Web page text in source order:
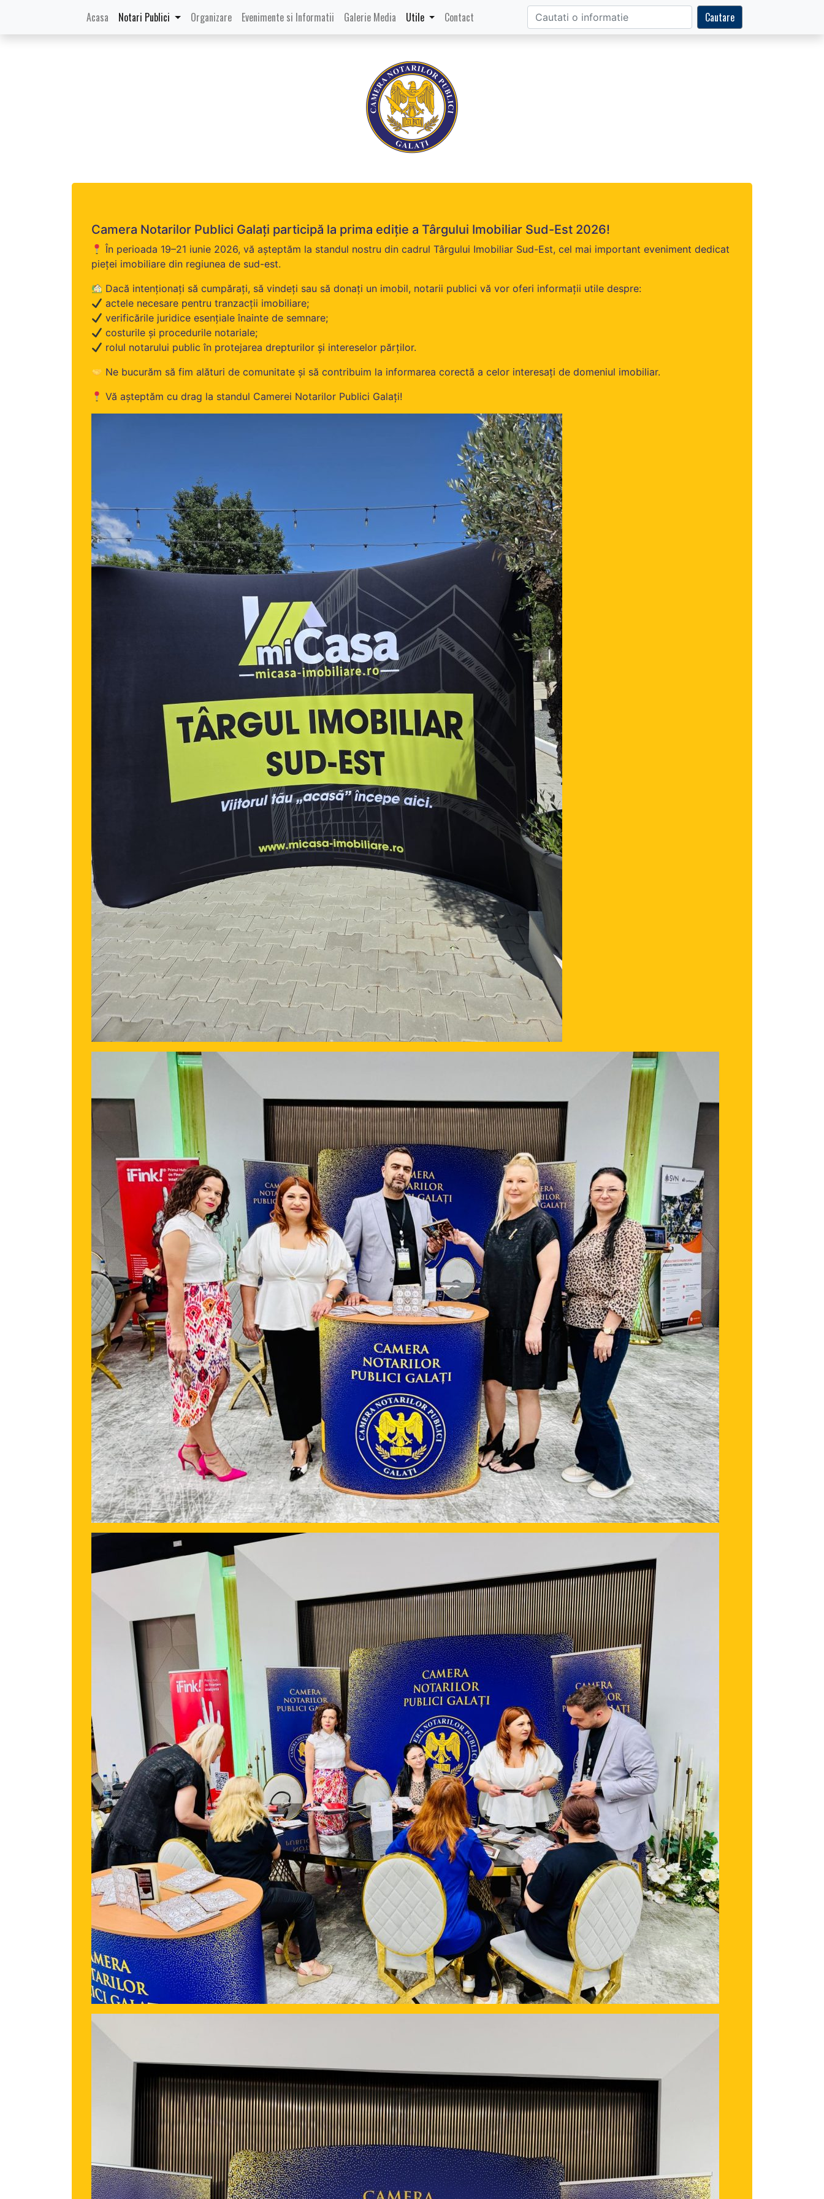
Acasa (current)
Notari Publici Organizare Evenimente si Informatii Galerie Media Utile Contact Cautare
Camera Notarilor Publici Galați participă la prima ediție a Târgului Imobiliar Sud-Est 2026!
În perioada 19–21 iunie 2026, vă așteptăm la standul nostru din cadrul Târgului Imobiliar Sud-Est, cel mai important eveniment dedicat
pieței imobiliare din regiunea de sud-est.
Dacă intenționați să cumpărați, să vindeți sau să donați un imobil, notarii publici vă vor oferi informații utile despre:
actele necesare pentru tranzacții imobiliare;
verificările juridice esențiale înainte de semnare;
costurile și procedurile notariale;
rolul notarului public în protejarea drepturilor și intereselor părților.
Ne bucurăm să fim alături de comunitate și să contribuim la informarea corectă a celor interesați de domeniul imobiliar.
Vă așteptăm cu drag la standul Camerei Notarilor Publici Galați!